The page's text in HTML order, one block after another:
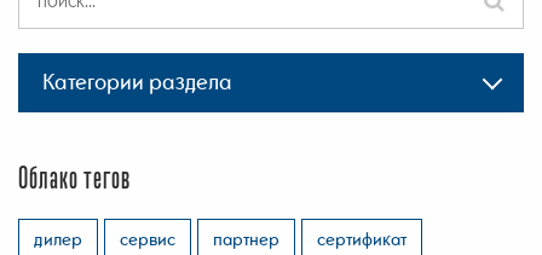
Категории раздела
Облако тегов
дилер сервис партнер
сертификат